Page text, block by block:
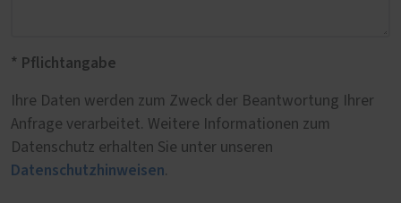
* Pflichtangabe
Ihre Daten werden zum Zweck der Beantwortung Ihrer
Anfrage verarbeitet. Weitere Informationen zum
Datenschutz erhalten Sie unter unseren
Datenschutzhinweisen.